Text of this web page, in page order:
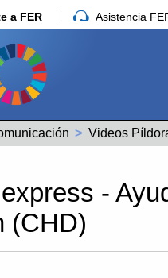
a FER Asistencia
Videos
-
(CHD)
Linkedin
por whatsapp